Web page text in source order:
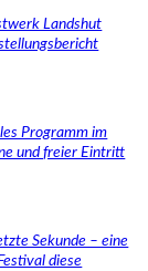
Landshut
Programm im
und freier Eintritt
Sekunde – eine
diese